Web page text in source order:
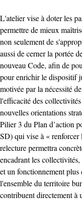
L'atelier vise à doter les
permettre de mieux
non seulement de
aussi de cerner la portée
nouveau Code, afin de
pour enrichir le dispositif
motivée par la nécessité
l'efficacité des
nouvelles orientations
Pilier 3 du Plan d’action
SD) qui vise à « renforcer
relecture permettra
encadrant les
et un fonctionnement plus
l'ensemble du territoire
contribuent directement à